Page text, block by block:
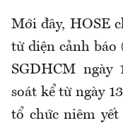
Mới đây, HOSE
từ diện cảnh
SGDHCM ngày
soát kể từ ngày
tổ chức niêm